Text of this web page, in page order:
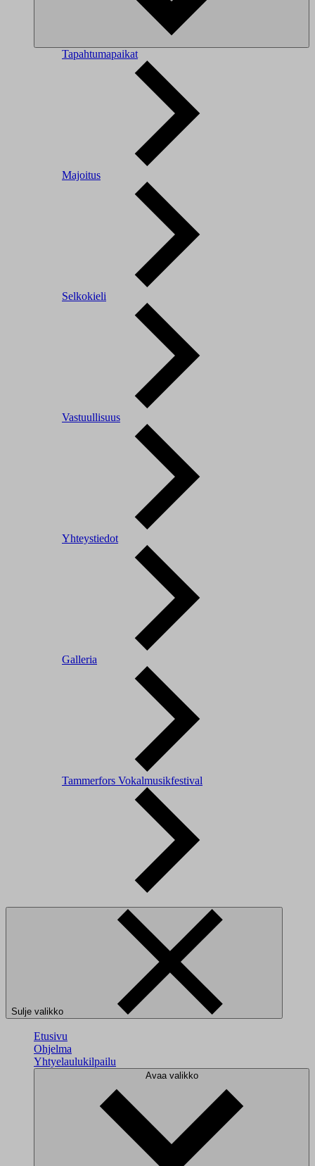
Tapahtumapaikat
Majoitus
Selkokieli
Vastuullisuus
Yhteystiedot
Galleria
Tammerfors Vokalmusikfestival
Sulje valikko
Etusivu
Ohjelma
Yhtyelaulukilpailu
Avaa valikko